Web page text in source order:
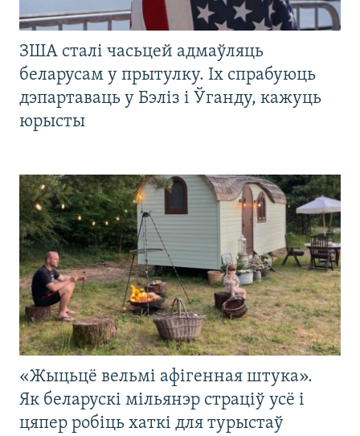
ЗША сталі часьцей адмаўляць
беларусам у прытулку. Іх спрабуюць
дэпартаваць у Бэліз і Ўганду, кажуць
юрысты
«Жыцьцё вельмі афігенная штука».
Як беларускі мільянэр страціў усё і
цяпер робіць хаткі для турыстаў